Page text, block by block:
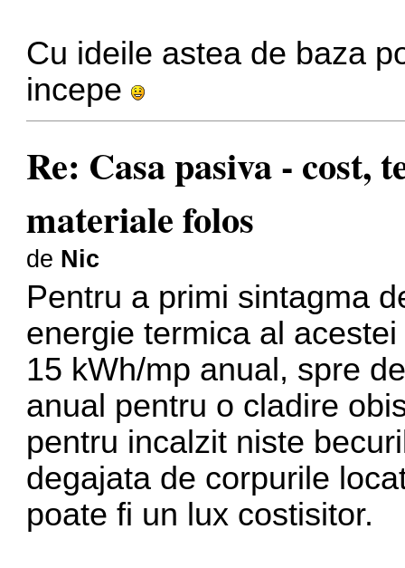
Cu ideile astea de baza
incepe
Re: Casa pasiva - cost,
materiale folos
de Nic
Pentru a primi sintagma
energie termica al
15 kWh/mp anual, spre
anual pentru o cladire
pentru incalzit niste
degajata de corpurile
poate fi un lux costisitor.